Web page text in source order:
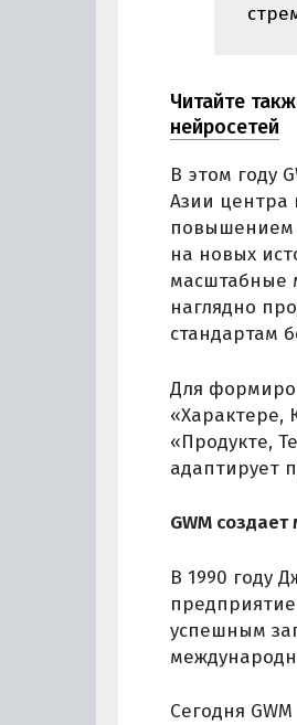
Читайте
нейросетей
В этом году
Азии центра
повышением
на новых
масштабные
наглядно
стандартам
Для
«Характере,
«Продукте,
адаптирует
GWM
В 1990 году
успешным
Сегодня